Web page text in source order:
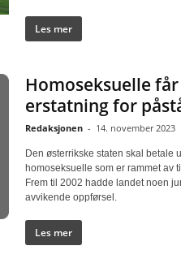
Les mer
Homoseksuelle
erstatning for
Redaksjonen - 14. november 2023
Den østerrikske staten skal betale
homoseksuelle som er rammet av
Frem til 2002 hadde landet noen
avvikende oppførsel.
Les mer